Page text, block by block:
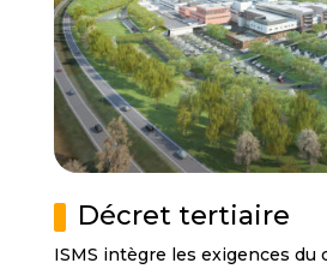
Décret tertiaire
ISMS intègre les exigences du